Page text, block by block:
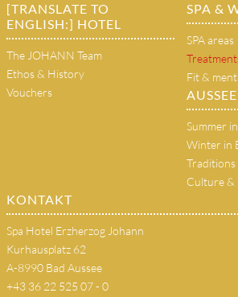
[TRANSLATE TO
ENGLISH:] HOTEL
The JOHANN Team
Ethos & History
Vouchers
SPA &
SPA areas
Fit &
Summer
Winter in
Traditions
Culture &
KONTAKT
Spa Hotel Erzherzog Johann
Kurhausplatz 62
A-8990 Bad Aussee
+43 36 22 525 07 - 0